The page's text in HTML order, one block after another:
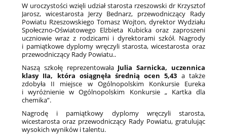
W uroczystości wzięli udział starosta rzeszowski dr Krzysztof
Jarosz, wicestarosta Jerzy Bednarz, przewodniczący Rady
Powiatu Rzeszowskiego Tomasz Wojton, dyrektor Wydziału
Społeczno-Oświatowego Elżbieta Kubicka oraz zaproszeni
uczniowie wraz z rodzicami i dyrektorami szkół. Nagrody
i pamiątkowe dyplomy wręczyli starosta, wicestarosta oraz
przewodniczący Rady Powiatu..
Naszą szkołę reprezentowała Julia Sarnicka, uczennica
klasy IIa, która osiągnęła średnią ocen 5,43 a także
zdobyła II miejsce w Ogólnopolskim Konkursie Eureka
i wyróżnienie w Ogólnopolskim Konkursie „ Kartka dla
chemika”.
Nagrodę i pamiątkowy dyplomy wręczyli starosta,
wicestarosta oraz przewodniczący Rady Powiatu, gratulując
wysokich wyników i talentu.